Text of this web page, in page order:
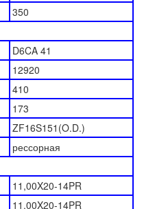
350
D6CA 41
12920
410
173
ZF16S151(O.D.)
рессорная
11,00X20-14PR
11,00X20-14PR